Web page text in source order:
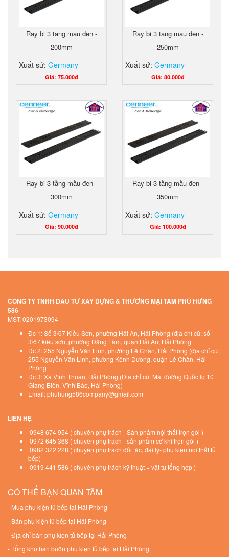
Ray bi 3 tầng mầu đen -
200mm
Xuất sứ: Germany
Giá: 75.000đ
Ray bi 3 tầng mầu đen -
250mm
Xuất sứ: Germany
Giá: 80.000đ
Ray bi 3 tầng mầu đen -
300mm
Xuất sứ: Germany
Giá: 90.000đ
Ray bi 3 tầng mầu đen -
350mm
Xuất sứ: Germany
Giá: 100.000đ
CÔNG TY TNHH ĐẦU TƯ XÂY DỰNG & THƯƠNG MẠI TÂM PHÚ HƯNG
586
MST: 0201973094
Đc 1: Số 3/67 Kiều Sơn, phường Hải An, Hải Phòng (địa chỉ cũ: số
3/67 kiều sơn, phường Đằng Lâm, quận Hải An, Hải Phòng
Đc 2: 255 Nguyễn Văn Linh, phường Lê Chân, Hải Phòng (địa chỉ cũ:
255 Nguyễn Văn Linh, phường Kênh Dương, quận Lê Chân, Hải
Phòng
Đc 3: Xã Vĩnh Thuận, Hải Phòng (Địa chỉ cũ: Mặt đường Quốc lộ 10
Giang Biên, Vĩnh Bảo, Hải Phòng)
Email: phuhung586company@gmail.com
LIÊN HỆ
0948 674 954 ( chuyên phụ trách - Sản phẩm nội thất trọn gói )
0972 645 368 ( chuyên phụ trách - sản phẩm cơ khí trọn gói )
0982 322 228 ( chuyên phụ trách đối tác, đại lý- phụ kiện nội thất tủ
bếp)
0919 441 586 ( chuyên phụ trách kỹ thuật + vật tư tổng hợp )
CÓ THỂ BẠN QUAN TÂM
- Mua phụ kiện tủ bếp tại Hải Phòng
- Bán phụ kiện tủ bếp tại Hải Phòng
-Địa chỉ bán phụ kiện tủ bếp tại Hải Phòng
-Tổng kho bán buôn phụ kiện tủ bếp tại Hải Phòng